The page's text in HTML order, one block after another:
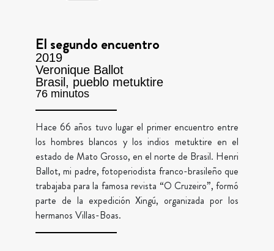
El segundo encuentro
2019
Veronique Ballot
Brasil, pueblo metuktire
76 minutos
Hace 66 años tuvo lugar el primer encuentro entre
los hombres blancos y los indios metuktire en el
estado de Mato Grosso, en el norte de Brasil. Henri
Ballot, mi padre, fotoperiodista franco-brasileño que
trabajaba para la famosa revista “O Cruzeiro”, formó
parte de la expedición Xingú, organizada por los
hermanos Villas-Boas.